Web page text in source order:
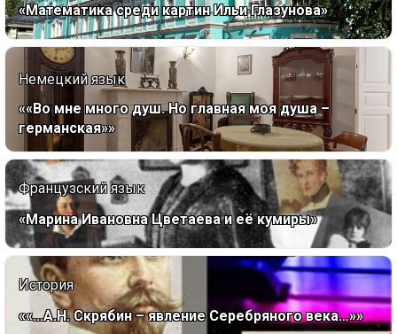
«Математика среди картин Ильи Глазунова»
Немецкий язык
««Во мне много душ. Но главная моя душа –
германская»»
Французский язык
«Марина Ивановна Цветаева и её кумиры»
История
««...А.Н. Скрябин – явление Серебряного века…»»